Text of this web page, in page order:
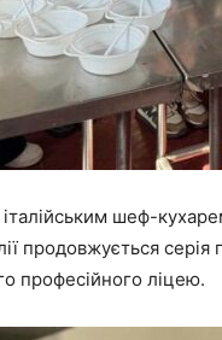
шеф-
продовжується
професійного ліцею.